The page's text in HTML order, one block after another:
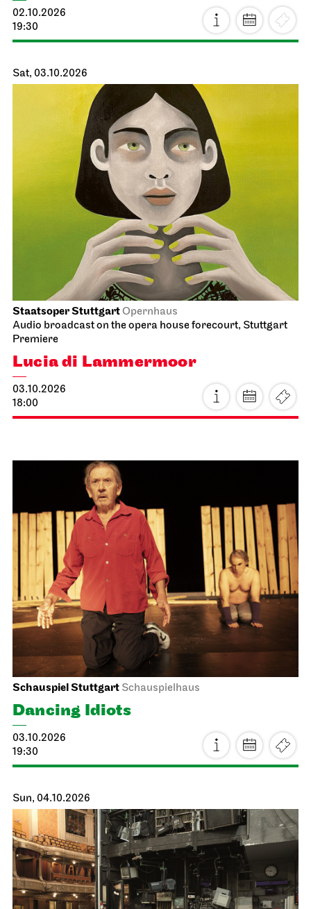
02.10.2026
19:30
Sat, 03.10.2026
Staatsoper StuttgartOpernhaus
Audio broadcast on the opera house forecourt, Stuttgart
Premiere
Lucia di Lammermoor
03.10.2026
18:00
Schauspiel Stuttgart Schauspielhaus
Dancing Idiots
03.10.2026
19:30
Sun, 04.10.2026